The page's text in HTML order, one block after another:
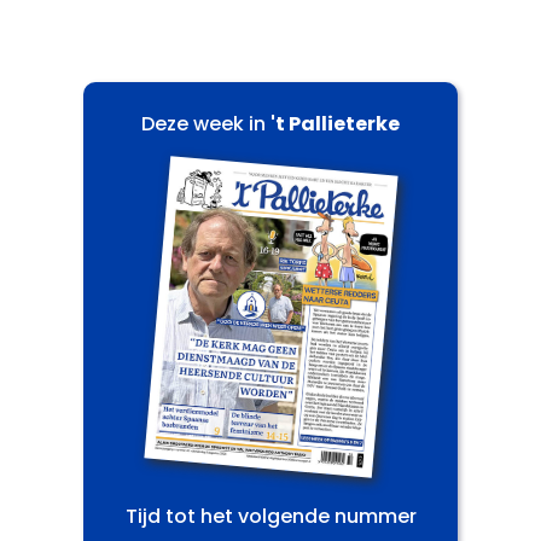
Deze week in 't Pallieterke
Tijd tot het volgende nummer